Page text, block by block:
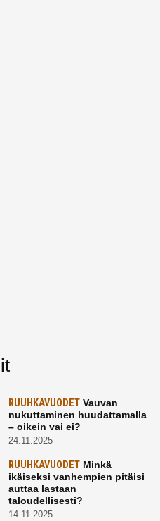
RUUHKAVUODETVauvan
nukuttaminen huudattamalla
– oikein vai ei?
24.11.2025
RUUHKAVUODETMinkä
ikäiseksi vanhempien pitäisi
auttaa lastaan
taloudellisesti?
14.11.2025